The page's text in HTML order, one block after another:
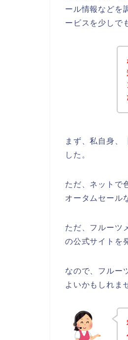
ール情報などを
ービスを少しで
まず、私自身、
した。
ただ、ネットで
オータムセール
ただ、フルーツ
の公式サイトを
なので、フルー
よいかもしれま